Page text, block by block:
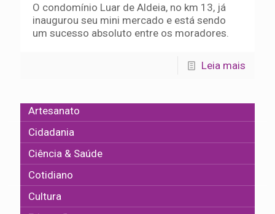
O condomínio Luar de Aldeia, no km 13, já
inaugurou seu mini mercado e está sendo
um sucesso absoluto entre os moradores.
Leia mais
Artesanato
Cidadania
Ciência & Saúde
Cotidiano
Cultura